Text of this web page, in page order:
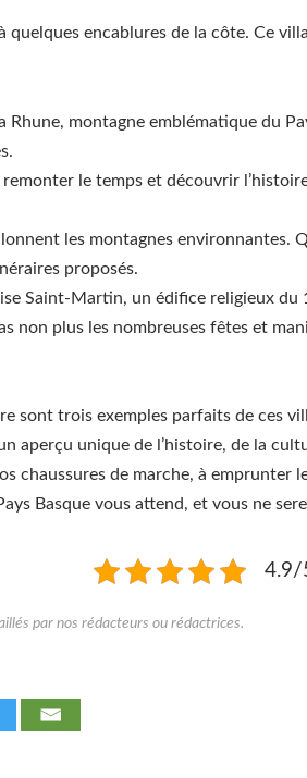
quelques encablures de la côte. Ce
montagne emblématique du
le temps et découvrir
les montagnes environnantes.
proposés.
Saint-Martin, un édifice religieux du
non plus les nombreuses fêtes et
sont trois exemples parfaits de ces
aperçu unique de l’histoire, de la
chaussures de marche, à emprunter
Basque vous attend, et vous ne
4.9/